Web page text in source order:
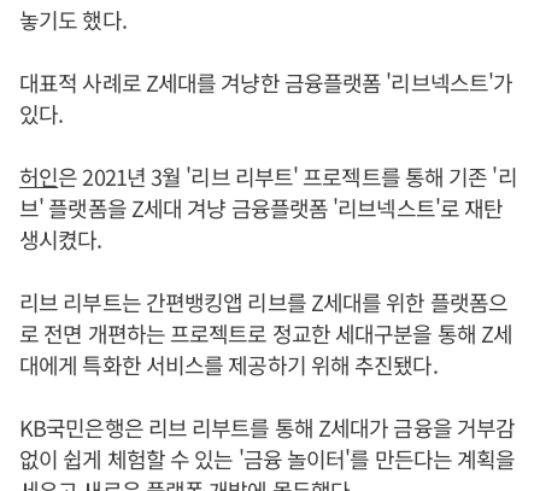
놓기도 했다.
대표적 사례로 Z세대를 겨냥한 금융플랫폼 '리브넥스트'가
있다.
허인은 2021년 3월 '리브 리부트' 프로젝트를 통해 기존 '리
브' 플랫폼을 Z세대 겨냥 금융플랫폼 '리브넥스트'로 재탄
생시켰다.
리브 리부트는 간편뱅킹앱 리브를 Z세대를 위한 플랫폼으
로 전면 개편하는 프로젝트로 정교한 세대구분을 통해 Z세
대에게 특화한 서비스를 제공하기 위해 추진됐다.
KB국민은행은 리브 리부트를 통해 Z세대가 금융을 거부감
없이 쉽게 체험할 수 있는 '금융 놀이터'를 만든다는 계획을